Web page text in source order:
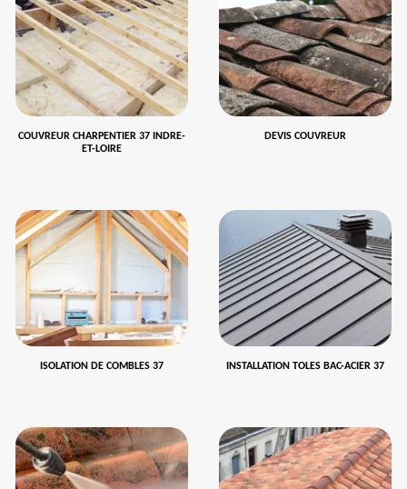
COUVREUR CHARPENTIER 37 INDRE-
ET-LOIRE
DEVIS COUVREUR
ISOLATION DE COMBLES 37 INSTALLATION TOLES BAC-ACIER 37